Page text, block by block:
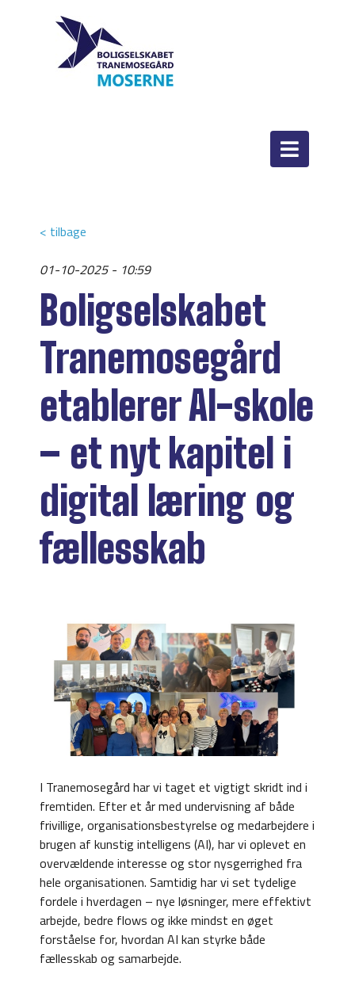
< tilbage
01-10-2025 - 10:59
Boligselskabet
Tranemosegård
etablerer AI-skole
– et nyt kapitel i
digital læring og
fællesskab
I Tranemosegård har vi taget et vigtigt skridt ind i
fremtiden. Efter et år med undervisning af både
frivillige, organisationsbestyrelse og medarbejdere i
brugen af kunstig intelligens (AI), har vi oplevet en
overvældende interesse og stor nysgerrighed fra
hele organisationen. Samtidig har vi set tydelige
fordele i hverdagen – nye løsninger, mere effektivt
arbejde, bedre flows og ikke mindst en øget
forståelse for, hvordan AI kan styrke både
fællesskab og samarbejde.